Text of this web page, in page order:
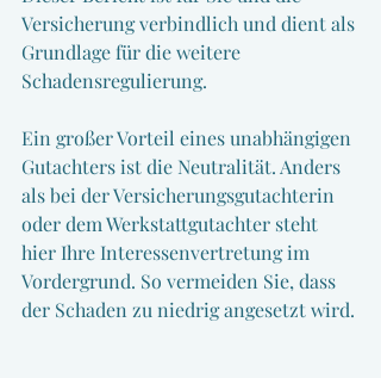
Versicherung verbindlich und dient als
Grundlage für die weitere
Schadensregulierung.
Ein großer Vorteil eines unabhängigen
Gutachters ist die Neutralität. Anders
als bei der Versicherungsgutachterin
oder dem Werkstattgutachter steht
hier Ihre Interessenvertretung im
Vordergrund. So vermeiden Sie, dass
der Schaden zu niedrig angesetzt wird.